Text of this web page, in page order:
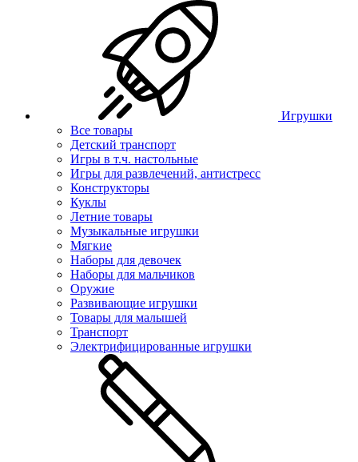
Игрушки
Все товары
Детский транспорт
Игры в т.ч. настольные
Игры для развлечений, антистресс
Конструкторы
Куклы
Летние товары
Музыкальные игрушки
Мягкие
Наборы для девочек
Наборы для мальчиков
Оружие
Развивающие игрушки
Товары для малышей
Транспорт
Электрифицированные игрушки